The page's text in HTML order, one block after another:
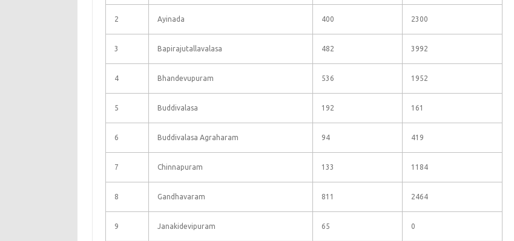
2 Ayinada 400 2300
3 Bapirajutallavalasa 482 3992
4 Bhandevupuram 536 1952
5 Buddivalasa 192 161
6 Buddivalasa Agraharam 94 419
7 Chinnapuram 133 1184
8 Gandhavaram 811 2464
9 Janakidevipuram 65 0